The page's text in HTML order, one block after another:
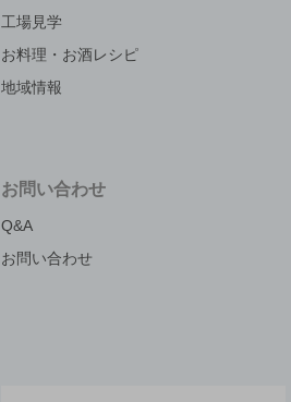
工場見学
お料理・お酒レシピ
地域情報
お問い合わせ
Q&A
お問い合わせ